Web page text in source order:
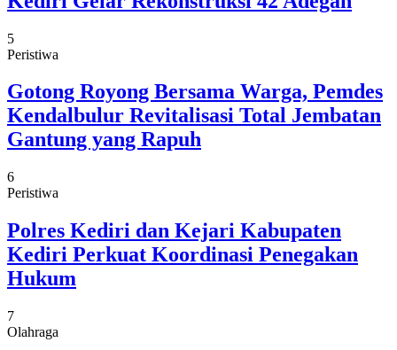
5
Peristiwa
Gotong Royong Bersama Warga, Pemdes
Kendalbulur Revitalisasi Total Jembatan
Gantung yang Rapuh
6
Peristiwa
Polres Kediri dan Kejari Kabupaten
Kediri Perkuat Koordinasi Penegakan
Hukum
7
Olahraga